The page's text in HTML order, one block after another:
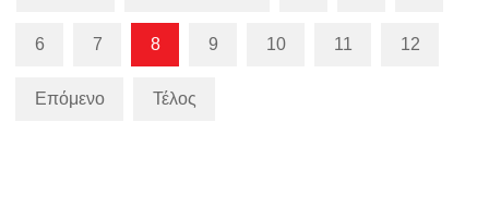
6 7 8 9 10 11 12
Επόμενο Τέλος